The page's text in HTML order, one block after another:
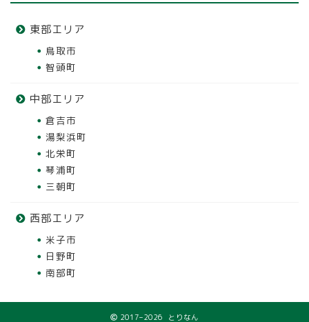
東部エリア
鳥取市
智頭町
中部エリア
倉吉市
湯梨浜町
北栄町
琴浦町
三朝町
西部エリア
米子市
日野町
南部町
2017–2026 とりなん